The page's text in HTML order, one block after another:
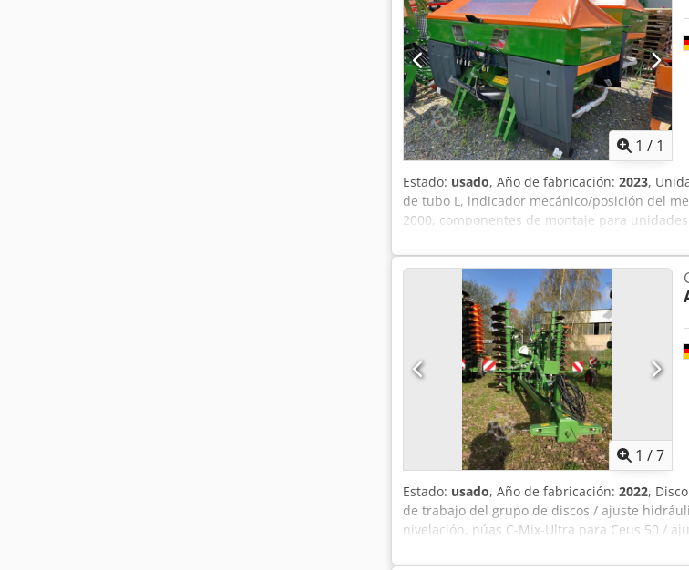
1 / 1
Estado: usado, Año de fabricación: 2023,
de tubo L, indicador mecánico/posición del
2000, componentes de montaje para
guardabarros L y escaleras, iluminación LED
1 /7
Estado: usado, Año de fabricación: 2022,
de trabajo del grupo de discos / ajuste
nivelación, púas C-Mix-Ultra para Ceus 50 /
púas con lanza hidráulica HD CUCHILLA 80